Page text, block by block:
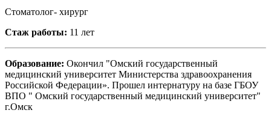
Стоматолог- хирург
Стаж работы: 11 лет
Образование: Окончил "Омский государственный
медицинский университет Министерства здравоохранения
Российской Федерации». Прошел интернатуру на базе ГБОУ
ВПО " Омский государственный медицинский университет"
г.Омск